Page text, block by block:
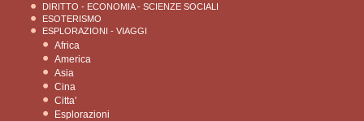
DIRITTO - ECONOMIA - SCIENZE SOCIALI
ESOTERISMO
ESPLORAZIONI - VIAGGI
Africa
America
Asia
Cina
Citta'
Esplorazioni